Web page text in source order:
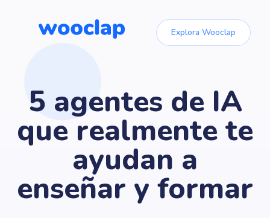
Explora Wooclap
5 agentes de IA
que realmente te
ayudan a
enseñar y formar